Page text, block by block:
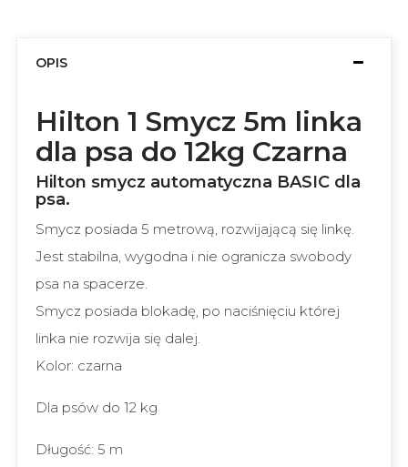
OPIS
Hilton 1 Smycz 5m linka
dla psa do 12kg Czarna
Hilton smycz automatyczna BASIC dla
psa.
Smycz posiada 5 metrową, rozwijającą się linkę.
Jest stabilna, wygodna i nie ogranicza swobody
psa na spacerze.
Smycz posiada blokadę, po naciśnięciu której
linka nie rozwija się dalej.
Kolor: czarna
Dla psów do 12 kg
Długość: 5 m